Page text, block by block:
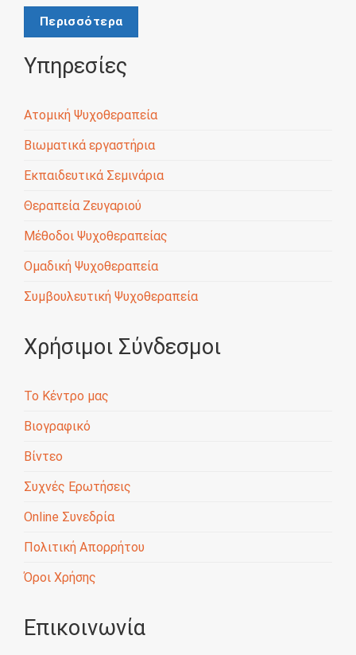
Περισσότερα
Υπηρεσίες
Ατομική Ψυχοθεραπεία
Βιωματικά εργαστήρια
Εκπαιδευτικά Σεμινάρια
Θεραπεία Ζευγαριού
Μέθοδοι Ψυχοθεραπείας
Ομαδική Ψυχοθεραπεία
Συμβουλευτική Ψυχοθεραπεία
Χρήσιμοι Σύνδεσμοι
Το Κέντρο μας
Βιογραφικό
Βίντεο
Συχνές Ερωτήσεις
Online Συνεδρία
Πολιτική Απορρήτου
Όροι Χρήσης
Επικοινωνία